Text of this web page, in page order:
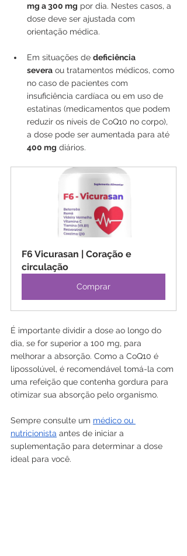
mg a 300 mg por dia. Nestes casos, a
dose deve ser ajustada com
orientação médica.
Em situações de deficiência
severa ou tratamentos médicos, como
no caso de pacientes com
insuficiência cardíaca ou em uso de
estatinas (medicamentos que podem
reduzir os níveis de CoQ10 no corpo),
a dose pode ser aumentada para até
400 mg diários.
F6 Vicurasan | Coração e
circulação
Comprar
É importante dividir a dose ao longo do
dia, se for superior a 100 mg, para
melhorar a absorção. Como a CoQ10 é
lipossolúvel, é recomendável tomá-la com
uma refeição que contenha gordura para
otimizar sua absorção pelo organismo.
Sempre consulte um médico ou
nutricionista antes de iniciar a
suplementação para determinar a dose
ideal para você.